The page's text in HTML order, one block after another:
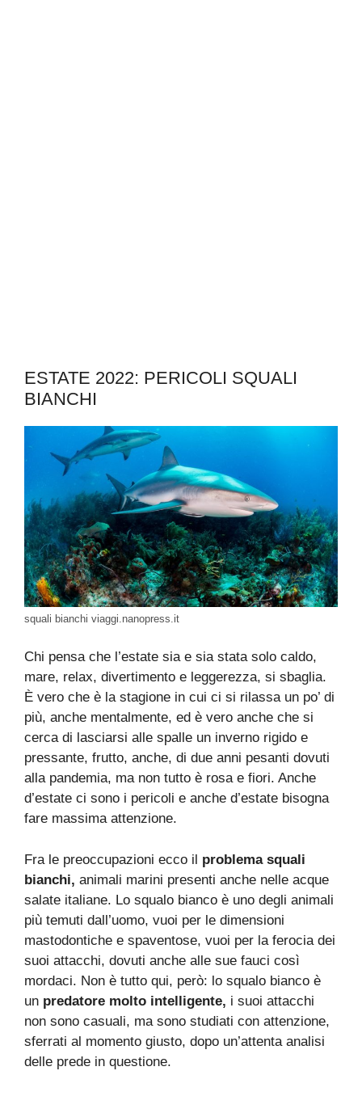
ESTATE 2022: PERICOLI SQUALI
BIANCHI
squali bianchi viaggi.nanopress.it
Chi pensa che l’estate sia e sia stata solo caldo,
mare, relax, divertimento e leggerezza, si sbaglia.
È vero che è la stagione in cui ci si rilassa un po’ di
più, anche mentalmente, ed è vero anche che si
cerca di lasciarsi alle spalle un inverno rigido e
pressante, frutto, anche, di due anni pesanti dovuti
alla pandemia, ma non tutto è rosa e fiori. Anche
d’estate ci sono i pericoli e anche d’estate bisogna
fare massima attenzione.
Fra le preoccupazioni ecco il problema squali
bianchi, animali marini presenti anche nelle acque
salate italiane. Lo squalo bianco è uno degli animali
più temuti dall’uomo, vuoi per le dimensioni
mastodontiche e spaventose, vuoi per la ferocia dei
suoi attacchi, dovuti anche alle sue fauci così
mordaci. Non è tutto qui, però: lo squalo bianco è
un predatore molto intelligente, i suoi attacchi
non sono casuali, ma sono studiati con attenzione,
sferrati al momento giusto, dopo un’attenta analisi
delle prede in questione.